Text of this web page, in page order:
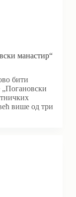
манастир“
бити
више од три